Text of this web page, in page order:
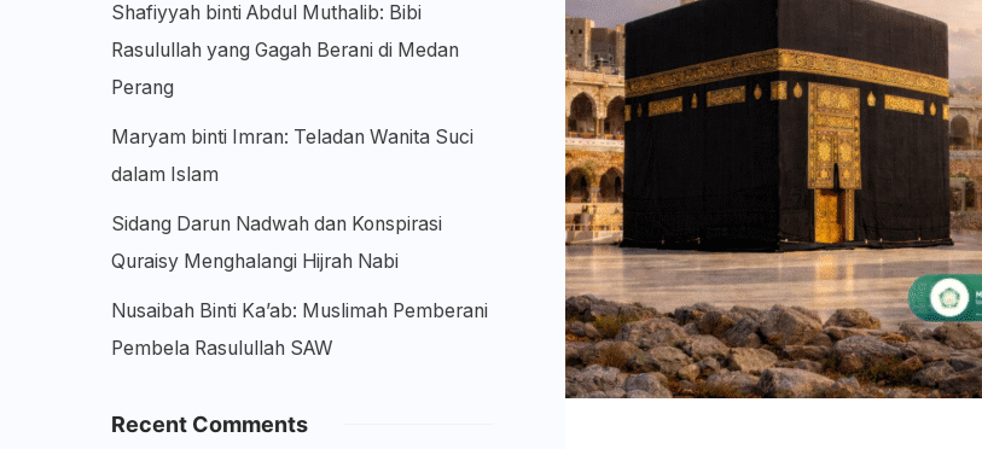
Shafiyyah binti Abdul Muthalib: Bibi
Rasulullah yang Gagah Berani di Medan
Perang
Maryam binti Imran: Teladan Wanita Suci
dalam Islam
Sidang Darun Nadwah dan Konspirasi
Quraisy Menghalangi Hijrah Nabi
Nusaibah Binti Ka’ab: Muslimah Pemberani
Pembela Rasulullah SAW
Recent Comments